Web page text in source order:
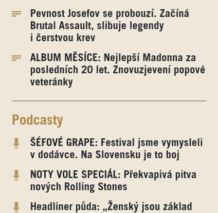
Pevnost Josefov se probouzí. Začíná
Brutal Assault, slibuje legendy
i čerstvou krev
ALBUM MĚSÍCE: Nejlepší Madonna za
posledních 20 let. Znovuzjevení popové
veteránky
Podcasty
ŠÉFOVÉ GRAPE: Festival jsme vymysleli
v dodávce. Na Slovensku je to boj
NOTY VOLE SPECIÁL: Překvapivá pitva
nových Rolling Stones
Headliner půda: „Ženský jsou základ